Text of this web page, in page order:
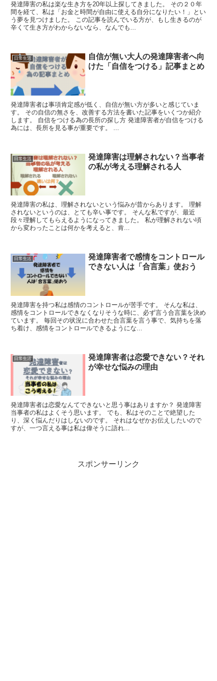
発達障害の私は楽な生き方を20年以上探してきました。 その２０年
間を経て、私は「お金と時間が自由に使える自分になりたい！」とい
う夢を見つけました。 この記事を読んでいる方が、もし生きるのが
辛くて生き方がわからないなら、なんでも...
日常生活
自信が無い大人の発達障害者へ向
けた「自信をつける」記事まとめ
発達障害者は事項肯定感が低く、自信が無い方が多いと感じていま
す。 その自信の無さを、改善する方法を書いた記事をいくつか紹介
します。 自信をつける為の長所の探し方 発達障害者が自信をつける
為には、長所を見る事が重要です。 ...
日常生活
発達障害は理解されない？当事者
の私が考える理解される人
発達障害の私は、理解されないという悩みが昔からあります。 理解
されないというのは、とても辛い事です。 そんな私ですが、最近
段々理解してもらえるようになってきました。 私が理解されない頃
から変わったことは何かを考えると、肯...
日常生活
発達障害者で感情をコントロール
できない人は「合言葉」使おう
発達障害を持つ私は感情のコントロールが苦手です。 そんな私は、
感情をコントロールできなくなりそうな時に、必ず言う合言葉を決め
ています。 毎回その状況に合わせた合言葉を言う事で、気持ちを落
ち着け、感情をコントロールできるようにな...
日常生活
発達障害者は恋愛できない？それ
が幸せな悩みの理由
発達障害者は恋愛なんてできないと思う事はありますか？ 発達障害
当事者の私はよくそう思います。 でも、私はそのことで絶望した
り、深く悩んだりはしないのです。 それはなぜかお伝えしたいので
すが、一つ言える事は私は偉そうに語れ...
スポンサーリンク